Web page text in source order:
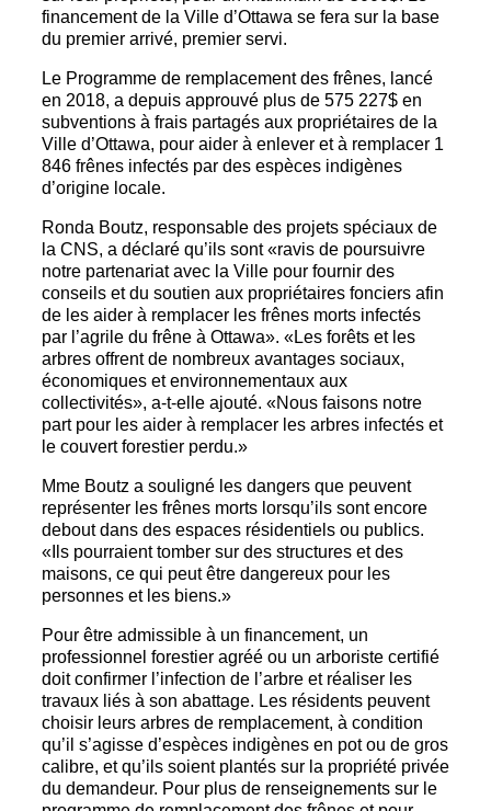
financement de la Ville d’Ottawa se fera sur la base
du premier arrivé, premier servi.
Le Programme de remplacement des frênes, lancé
en 2018, a depuis approuvé plus de 575 227$ en
subventions à frais partagés aux propriétaires de la
Ville d’Ottawa, pour aider à enlever et à remplacer 1
846 frênes infectés par des espèces indigènes
d’origine locale.
Ronda Boutz, responsable des projets spéciaux de
la CNS, a déclaré qu’ils sont «ravis de poursuivre
notre partenariat avec la Ville pour fournir des
conseils et du soutien aux propriétaires fonciers afin
de les aider à remplacer les frênes morts infectés
par l’agrile du frêne à Ottawa». «Les forêts et les
arbres offrent de nombreux avantages sociaux,
économiques et environnementaux aux
collectivités», a-t-elle ajouté. «Nous faisons notre
part pour les aider à remplacer les arbres infectés et
le couvert forestier perdu.»
Mme Boutz a souligné les dangers que peuvent
représenter les frênes morts lorsqu’ils sont encore
debout dans des espaces résidentiels ou publics.
«Ils pourraient tomber sur des structures et des
maisons, ce qui peut être dangereux pour les
personnes et les biens.»
Pour être admissible à un financement, un
professionnel forestier agréé ou un arboriste certifié
doit confirmer l’infection de l’arbre et réaliser les
travaux liés à son abattage. Les résidents peuvent
choisir leurs arbres de remplacement, à condition
qu’il s’agisse d’espèces indigènes en pot ou de gros
calibre, et qu’ils soient plantés sur la propriété privée
du demandeur. Pour plus de renseignements sur le